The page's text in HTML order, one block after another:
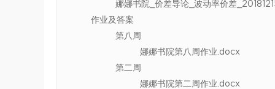
娜娜书院_价差导论_波动率价差
作业及答案
第八周
娜娜书院第八周作业.docx
第二周
娜娜书院第二周作业.docx